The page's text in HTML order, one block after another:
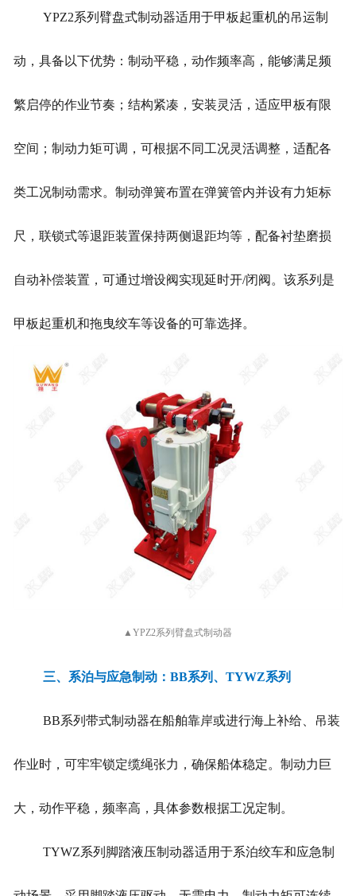
YPZ2系列臂盘式制动器适用于甲板起重机的吊运制
动，具备以下优势：制动平稳，动作频率高，能够满足频
繁启停的作业节奏；结构紧凑，安装灵活，适应甲板有限
空间；制动力矩可调，可根据不同工况灵活调整，适配各
类工况制动需求。制动弹簧布置在弹簧管内并设有力矩标
尺，联锁式等退距装置保持两侧退距均等，配备衬垫磨损
自动补偿装置，可通过增设阀实现延时开/闭阀。该系列是
甲板起重机和拖曳绞车等设备的可靠选择。
▲YPZ2系列臂盘式制动器
三、系泊与应急制动：BB系列、TYWZ系列
BB系列带式制动器在船舶靠岸或进行海上补给、吊装
作业时，可牢牢锁定缆绳张力，确保船体稳定。制动力巨
大，动作平稳，频率高，具体参数根据工况定制。
TYWZ系列脚踏液压制动器适用于系泊绞车和应急制